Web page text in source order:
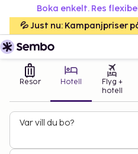
Boka enkelt. Res
💦 Just nu: Kampanjpriser
Resor Hotell
Flyg +
hotell
Var vill du bo?